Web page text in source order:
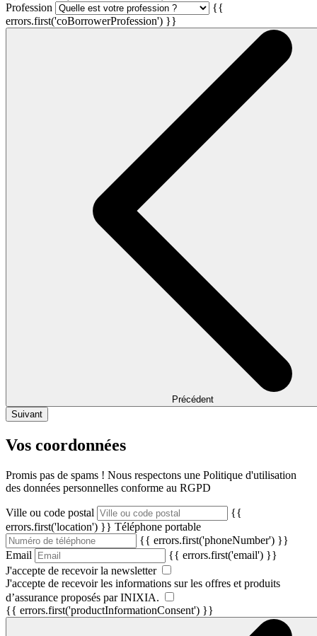
Profession
{{
errors.first('coBorrowerProfession') }}
Précédent
Suivant
Vos coordonnées
Promis pas de spams ! Nous respectons une Politique d'utilisation
des données personnelles conforme au RGPD
Ville ou code postal
{{
errors.first('location') }} Téléphone portable
{{ errors.first('phoneNumber') }}
Email
{{ errors.first('email') }}
J'accepte de recevoir la newsletter
J'accepte de recevoir les informations sur les offres et produits
d’assurance proposés par INIXIA.
{{ errors.first('productInformationConsent') }}